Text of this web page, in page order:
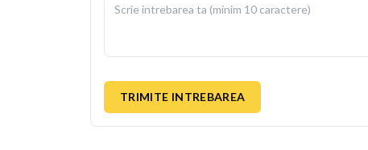
TRIMITE INTREBAREA